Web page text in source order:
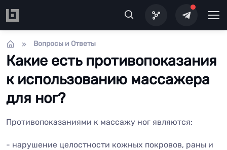
Вопросы и Ответы
Какие есть противопоказания
к использованию массажера
для ног?
Противопоказаниями к массажу ног являются:
- нарушение целостности кожных покровов, раны и